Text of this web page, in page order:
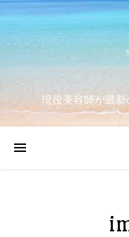
現役美容師が最